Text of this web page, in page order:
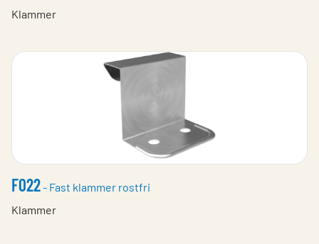
Klammer
F022- Fast klammer rostfri
Klammer